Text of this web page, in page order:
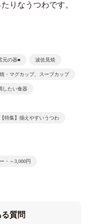
りなうつわです。
元の器■ 波佐見焼
・マグカップ、スープカップ
したい食器
【特集】揃えやすいうつわ
・～3,000円
質問